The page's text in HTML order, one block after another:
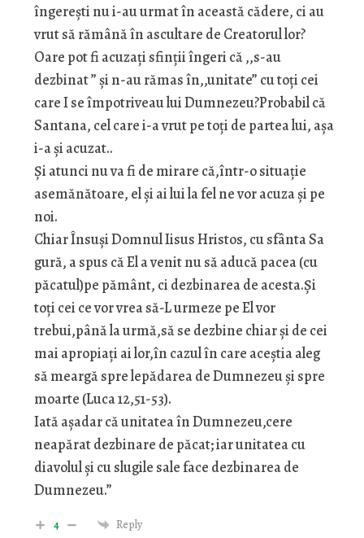
îngereşti nu i-au urmat în această cădere, ci au
vrut să rămână în ascultare de Creatorul lor?
Oare pot fi acuzați sfinții îngeri că ,,s-au
dezbinat ” şi n-au rămas în,,unitate” cu toți cei
care I se împotriveau lui Dumnezeu?Probabil că
Santana, cel care i-a vrut pe toți de partea lui, aşa
i-a şi acuzat..
Şi atunci nu va fi de mirare că,într-o situație
asemănătoare, el şi ai lui la fel ne vor acuza şi pe
noi.
Chiar Însuşi Domnul Iisus Hristos, cu sfânta Sa
gură, a spus că El a venit nu să aducă pacea (cu
păcatul)pe pământ, ci dezbinarea de acesta.Şi
toți cei ce vor vrea să-L urmeze pe El vor
trebui,până la urmă,să se dezbine chiar şi de cei
mai apropiați ai lor,în cazul în care aceştia aleg
să meargă spre lepădarea de Dumnezeu şi spre
moarte (Luca 12,51-53).
Iată aşadar că unitatea în Dumnezeu,cere
neapărat dezbinare de păcat; iar unitatea cu
diavolul şi cu slugile sale face dezbinarea de
Dumnezeu.”
4 Reply